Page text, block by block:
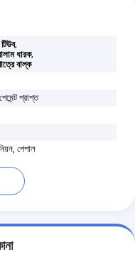
,
ধারক,
বাল্ক
প্রাপ্ত
পেপাল